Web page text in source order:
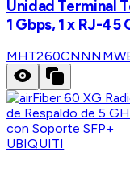
Unidad Terminal
1 Gbps, 1 x RJ-45
UBIQUITI